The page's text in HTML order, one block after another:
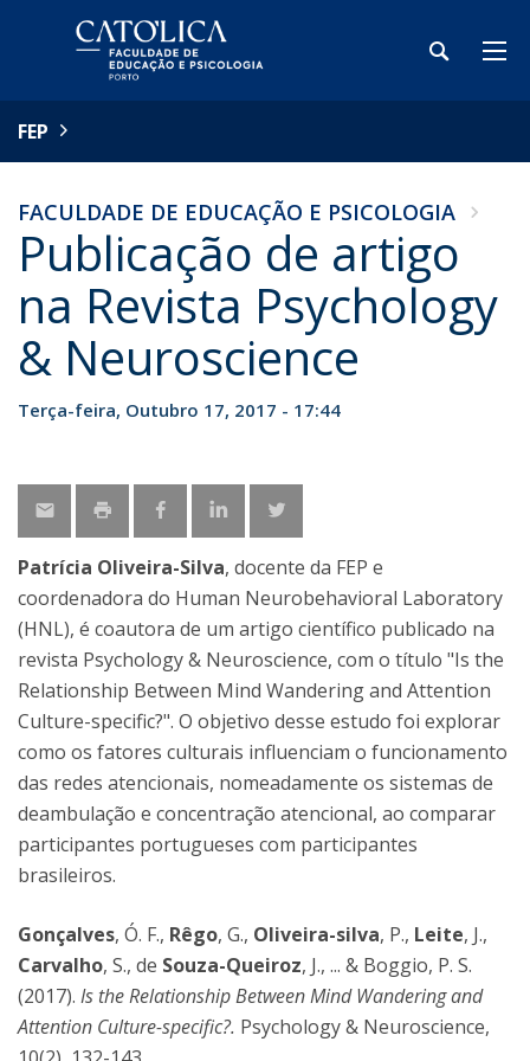
FEP
FACULDADE DE EDUCAÇÃO E PSICOLOGIA
Publicação de artigo
na Revista Psychology
& Neuroscience
Terça-feira, Outubro 17, 2017 - 17:44
Patrícia Oliveira-Silva, docente da FEP e
coordenadora do Human Neurobehavioral Laboratory
(HNL), é coautora de um artigo científico publicado na
revista Psychology & Neuroscience, com o título "Is the
Relationship Between Mind Wandering and Attention
Culture-specific?". O objetivo desse estudo foi explorar
como os fatores culturais influenciam o funcionamento
das redes atencionais, nomeadamente os sistemas de
deambulação e concentração atencional, ao comparar
participantes portugueses com participantes
brasileiros.
Gonçalves, Ó. F., Rêgo, G., Oliveira-silva, P., Leite, J.,
Carvalho, S., de Souza-Queiroz, J., ... & Boggio, P. S.
(2017). Is the Relationship Between Mind Wandering and
Attention Culture-specific?. Psychology & Neuroscience,